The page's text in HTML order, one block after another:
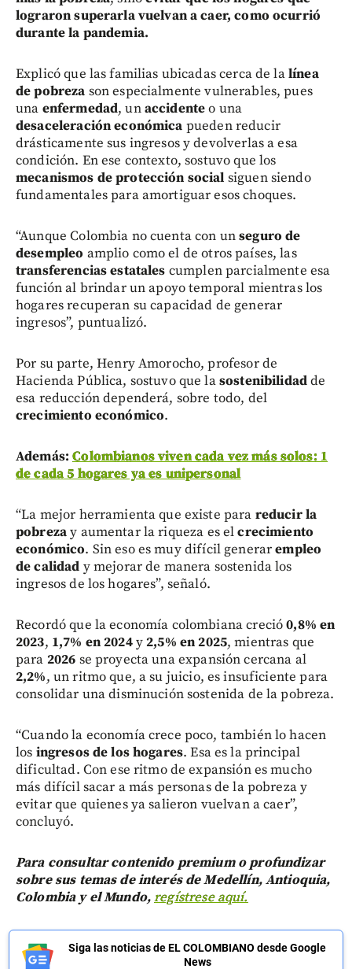
lograron superarla vuelvan a caer, como ocurrió
durante la pandemia.
Explicó que las familias ubicadas cerca de lalínea
de pobreza son especialmente vulnerables, pues
una enfermedad, unaccidenteo una
desaceleración económica pueden reducir
drásticamente sus ingresos y devolverlas a esa
condición. En ese contexto, sostuvo que los
mecanismos de protección social siguen siendo
fundamentales para amortiguar esos choques.
“Aunque Colombia no cuenta con unseguro de
desempleo amplio como el de otros países, las
transferencias estatales cumplen parcialmente esa
función al brindar un apoyo temporal mientras los
hogares recuperan su capacidad de generar
ingresos”, puntualizó.
Por su parte, Henry Amorocho, profesor de
Hacienda Pública, sostuvo que lasostenibilidadde
esa reducción dependerá, sobre todo, del
crecimiento económico.
Además:Colombianos viven cada vez más solos: 1
de cada 5 hogares ya es unipersonal
“La mejor herramienta que existe para reducir la
pobrezay aumentar la riqueza es elcrecimiento
económico. Sin eso es muy difícil generarempleo
de calidad y mejorar de manera sostenida los
ingresos de los hogares”, señaló.
Recordó que la economía colombiana creció0,8% en
2023, 1,7% en 2024y2,5% en 2025, mientras que
para 2026 se proyecta una expansión cercana al
2,2%, un ritmo que, a su juicio, es insuficiente para
consolidar una disminución sostenida de la pobreza.
“Cuando la economía crece poco, también lo hacen
los ingresos de los hogares. Esa es la principal
dificultad. Con ese ritmo de expansión es mucho
más difícil sacar a más personas de la pobreza y
evitar que quienes ya salieron vuelvan a caer”,
concluyó.
Para consultar contenido premium o profundizar
sobre sus temas de interés de Medellín, Antioquia,
Colombia y el Mundo,regístrese aquí.
Siga las noticias de EL COLOMBIANO desde Google
News